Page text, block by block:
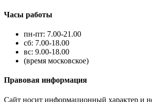
Часы работы
пн-пт: 7.00-21.00
сб: 7.00-18.00
вс: 9.00-18.00
(время московское)
Правовая информация
Сайт носит информационный характер и